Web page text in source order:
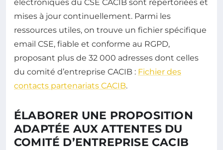
électroniques du CSE CACIB sont répertoriées et
mises à jour continuellement. Parmi les
ressources utiles, on trouve un fichier spécifique
email CSE, fiable et conforme au RGPD,
proposant plus de 32 000 adresses dont celles
du comité d’entreprise CACIB : Fichier des
contacts partenariats CACIB.
ÉLABORER UNE PROPOSITION
ADAPTÉE AUX ATTENTES DU
COMITÉ D’ENTREPRISE CACIB